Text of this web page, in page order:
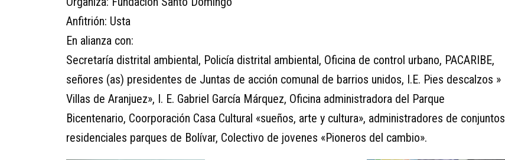
Anfitrión: Usta
En alianza con:
Secretaría distrital ambiental, Policía distrital ambiental, Oficina de control urbano, PACARIBE,
señores (as) presidentes de Juntas de acción comunal de barrios unidos, I.E. Pies descalzos »
Villas de Aranjuez», I. E. Gabriel García Márquez, Oficina administradora del Parque
Bicentenario, Coorporación Casa Cultural «sueños, arte y cultura», administradores de conjuntos
residenciales parques de Bolívar, Colectivo de jovenes «Pioneros del cambio».